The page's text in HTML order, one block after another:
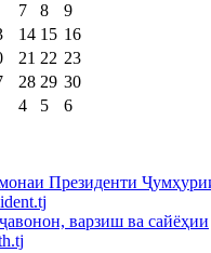
7 8
9
14 15 16
21 22 23
28 29 30
4 5 6
Президенти
варзиш ва сайёҳии